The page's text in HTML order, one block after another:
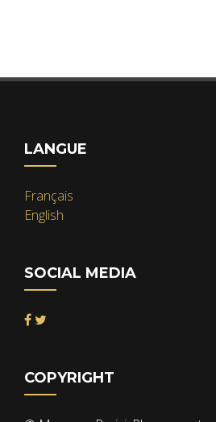
LANGUE
Français
English
SOCIAL MEDIA
COPYRIGHT